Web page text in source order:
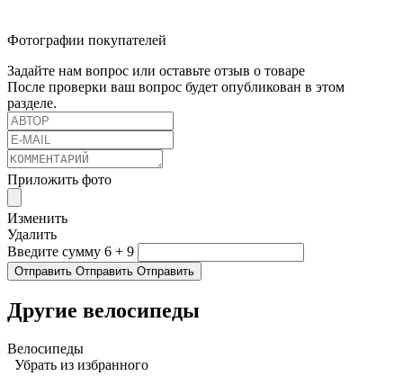
Фотографии покупателей
Задайте нам вопрос или оставьте отзыв о товаре
После проверки ваш вопрос будет опубликован в этом
разделе.
Приложить фото
Изменить
Удалить
Введите сумму 6 + 9
Отправить Отправить Отправить
Другие велосипеды
Велосипеды
Убрать из избранного